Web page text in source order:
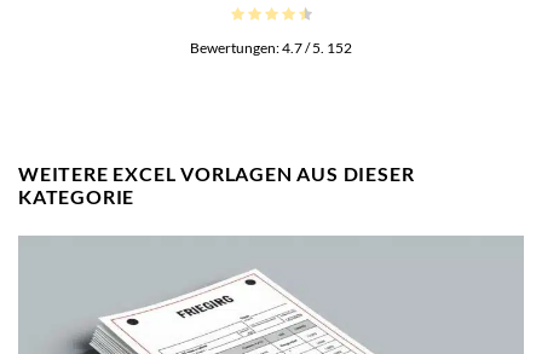
Bewertungen:4.7/ 5. 152
WEITERE EXCEL VORLAGEN AUS DIESER
KATEGORIE